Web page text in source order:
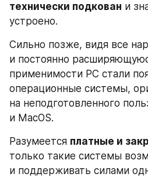
технически подкован и
устроено.
Сильно позже, видя все
и постоянно
применимости PC стали
операционные системы,
на неподготовленного
и MacOS.
Разумеется платные и
только такие системы
и поддерживать силами